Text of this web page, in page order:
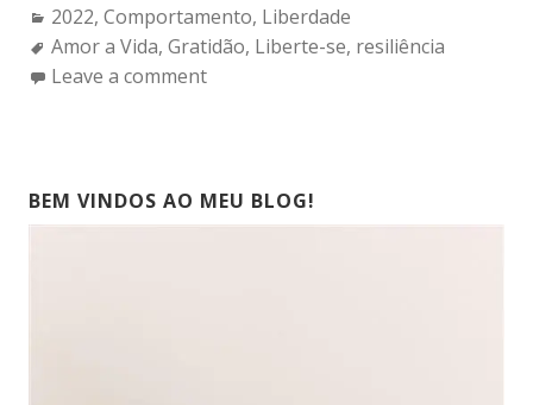
Categories:
2022, Comportamento, Liberdade
Tags:
Amor a Vida, Gratidão, Liberte-se, resiliência
Leave a comment
BEM VINDOS AO MEU BLOG!